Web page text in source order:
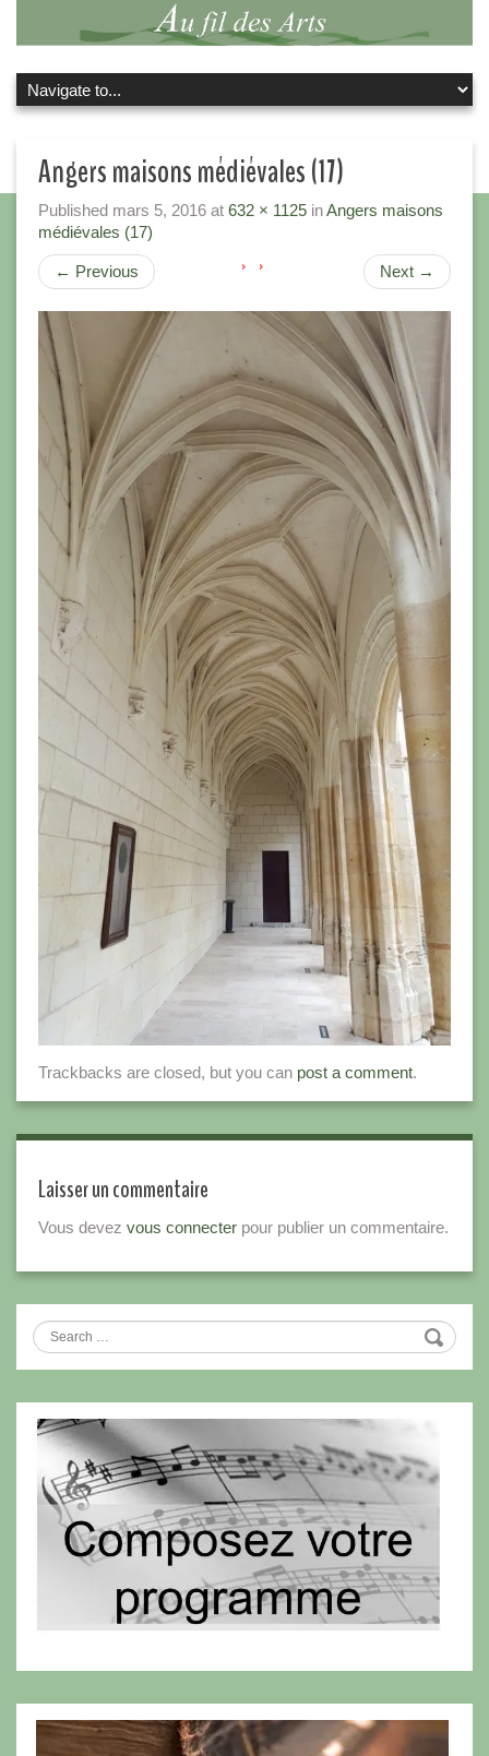
Angers maisons médiévales (17)
Published mars 5, 2016 at 632 × 1125 inAngers maisons
médiévales (17)
← Previous Next →
Trackbacks are closed, but you can post a comment.
Laisser un commentaire
Vous devez vous connecter pour publier un commentaire.
Search